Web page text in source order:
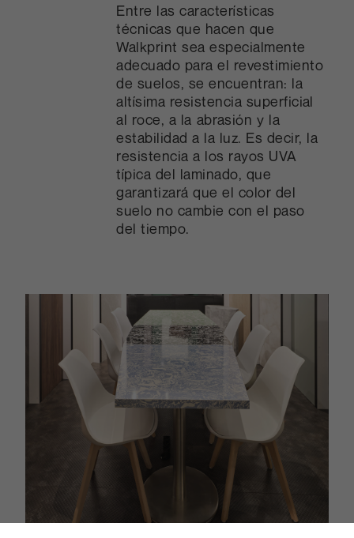
Entre las características
técnicas que hacen que
Walkprint sea especialmente
adecuado para el revestimiento
de suelos, se encuentran: la
altísima resistencia superficial
al roce, a la abrasión y la
estabilidad a la luz. Es decir, la
resistencia a los rayos UVA
típica del laminado, que
garantizará que el color del
suelo no cambie con el paso
del tiempo.